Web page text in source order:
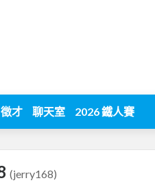
才 聊天室 2026 鐵人賽
(jerry168)